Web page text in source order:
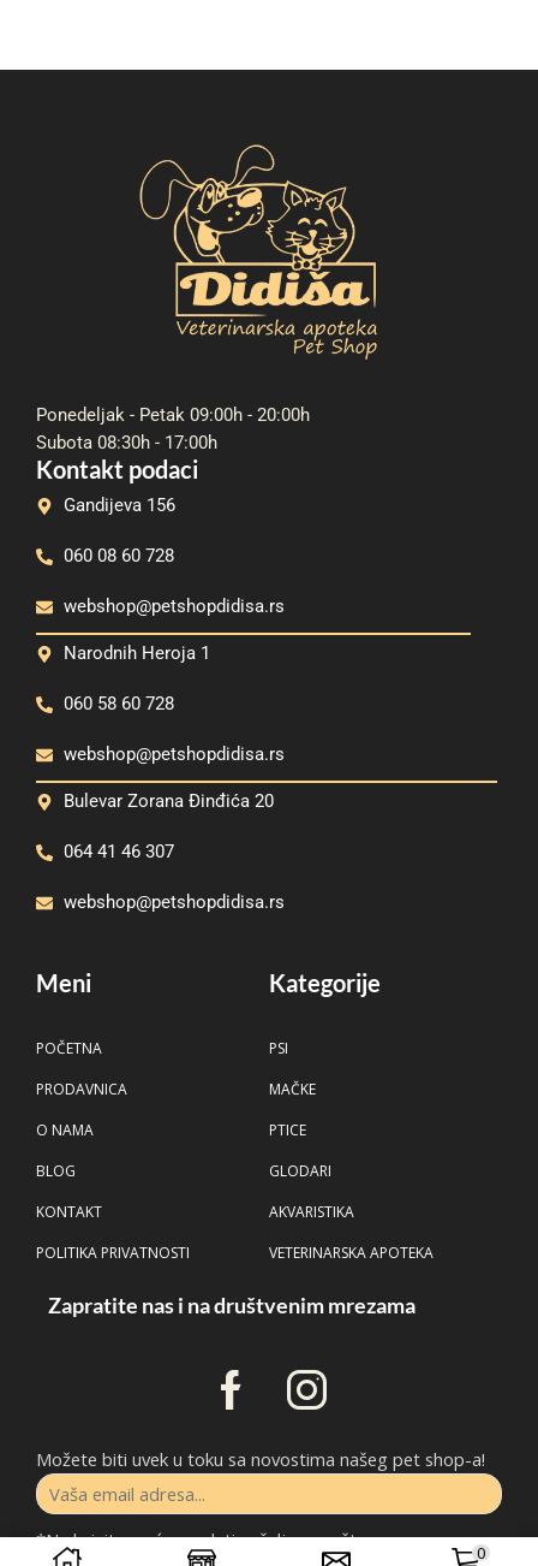
Ponedeljak - Petak 09:00h - 20:00h
Subota 08:30h - 17:00h
Kontakt podaci
Gandijeva 156
060 08 60 728
webshop@petshopdidisa.rs
Narodnih Heroja 1
060 58 60 728
webshop@petshopdidisa.rs
Bulevar Zorana Đinđića 20
064 41 46 307
webshop@petshopdidisa.rs
Meni
POČETNA
PRODAVNICA
O NAMA
BLOG
KONTAKT
POLITIKA PRIVATNOSTI
Kategorije
PSI
MAČKE
PTICE
GLODARI
AKVARISTIKA
VETERINARSKA APOTEKA
Zapratite nas i na društvenim mrezama
Možete biti uvek u toku sa novostima našeg pet shop-a!
*Ne brinite, nećemo slati neželjenu poštu.
0